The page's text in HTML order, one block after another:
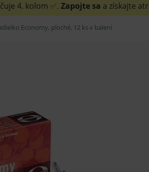
4. kolom ✅. Zapojte sa a získajte
Economy, ploché, 12 ks v balení